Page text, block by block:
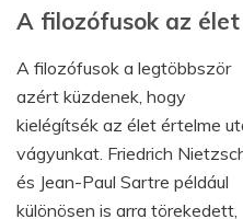
A filozófusok az
A filozófusok a legtöbbször
azért küzdenek, hogy
kielégítsék az élet értelme
vágyunkat. Friedrich
és Jean-Paul Sartre például
különösen is arra törekedett,